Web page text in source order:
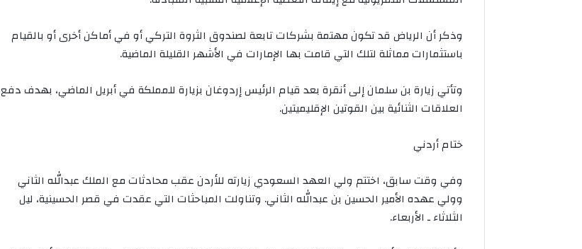
وذكر أن الرياض قد تكون مهتمة بشركات تابعة لصندوق الثروة التركي أو في أماكن أخرى أو بالقيام
باستثمارات مماثلة لتلك التي قامت بها الإمارات في الأشهر القليلة الماضية.
وتأتي زيارة بن سلمان إلى أنقرة بعد قيام الرئيس إردوغان بزيارة للمملكة في أبريل الماضي، بهدف دفع
العلاقات الثنائية بين القوتين الإقليميتين.
ختام أردني
وفي وقت سابق، اختتم ولي العهد السعودي زيارته للأردن عقب محادثات مع الملك عبدالله الثاني
وولي عهده الأمير الحسين بن عبدالله الثاني. وتناولت المباحثات التي عقدت في قصر الحسينية، ليل
الثلاثاء ـ الأربعاء.